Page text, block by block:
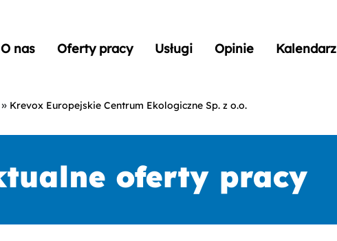
O nas Oferty pracy Usługi Opinie Kalendarz
» Krevox Europejskie Centrum Ekologiczne Sp. z o.o.